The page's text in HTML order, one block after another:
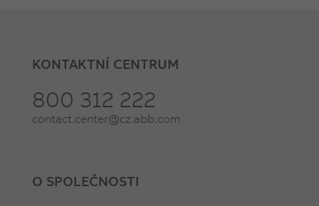
KONTAKTNÍ CENTRUM
800 312 222
contact.center@cz.abb.com
O SPOLEČNOSTI